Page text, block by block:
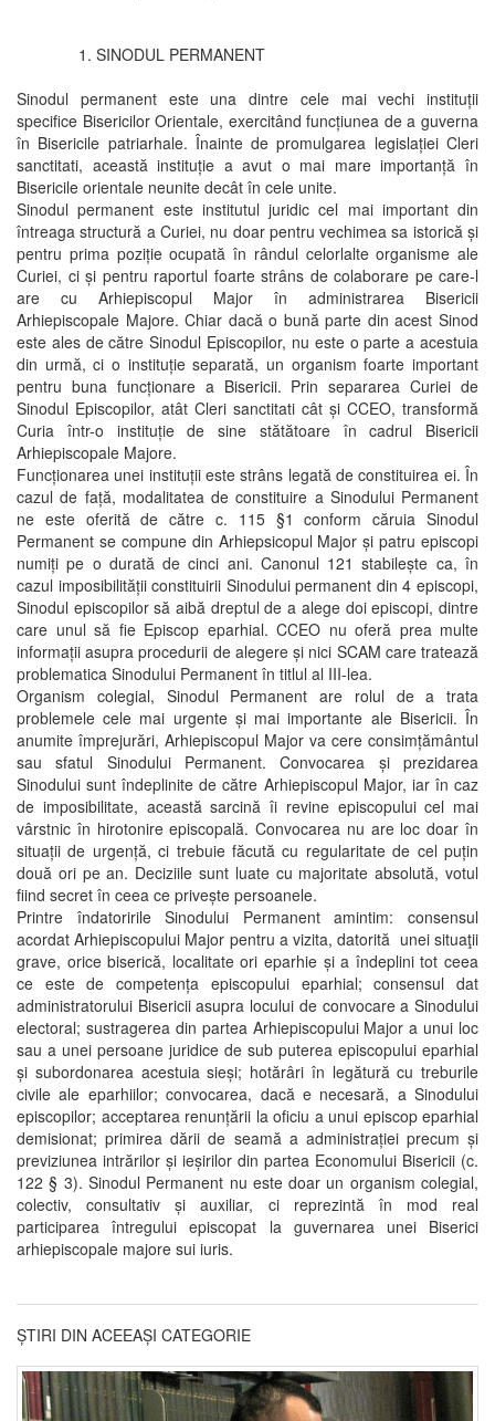
1. SINODUL PERMANENT
Sinodul permanent este una dintre cele mai vechi instituții
specifice Bisericilor Orientale, exercitând funcțiunea de a guverna
în Bisericile patriarhale. Înainte de promulgarea legislației Cleri
sanctitati, această instituție a avut o mai mare importanță în
Bisericile orientale neunite decât în cele unite.
Sinodul permanent este institutul juridic cel mai important din
întreaga structură a Curiei, nu doar pentru vechimea sa istorică și
pentru prima poziție ocupată în rândul celorlalte organisme ale
Curiei, ci și pentru raportul foarte strâns de colaborare pe care-l
are cu Arhiepiscopul Major în administrarea Bisericii
Arhiepiscopale Majore. Chiar dacă o bună parte din acest Sinod
este ales de către Sinodul Episcopilor, nu este o parte a acestuia
din urmă, ci o instituție separată, un organism foarte important
pentru buna funcționare a Bisericii. Prin separarea Curiei de
Sinodul Episcopilor, atât Cleri sanctitati cât și CCEO, transformă
Curia într-o instituție de sine stătătoare în cadrul Bisericii
Arhiepiscopale Majore.
Funcționarea unei instituții este strâns legată de constituirea ei. În
cazul de față, modalitatea de constituire a Sinodului Permanent
ne este oferită de către c. 115 §1 conform căruia Sinodul
Permanent se compune din Arhiepsicopul Major și patru episcopi
numiți pe o durată de cinci ani. Canonul 121 stabilește ca, în
cazul imposibilității constituirii Sinodului permanent din 4 episcopi,
Sinodul episcopilor să aibă dreptul de a alege doi episcopi, dintre
care unul să fie Episcop eparhial. CCEO nu oferă prea multe
informații asupra procedurii de alegere și nici SCAM care tratează
problematica Sinodului Permanent în titlul al III-lea.
Organism colegial, Sinodul Permanent are rolul de a trata
problemele cele mai urgente și mai importante ale Bisericii. În
anumite împrejurări, Arhiepiscopul Major va cere consimțământul
sau sfatul Sinodului Permanent. Convocarea și prezidarea
Sinodului sunt îndeplinite de către Arhiepiscopul Major, iar în caz
de imposibilitate, această sarcină îi revine episcopului cel mai
vârstnic în hirotonire episcopală. Convocarea nu are loc doar în
situații de urgență, ci trebuie făcută cu regularitate de cel puțin
două ori pe an. Deciziile sunt luate cu majoritate absolută, votul
fiind secret în ceea ce privește persoanele.
Printre îndatoririle Sinodului Permanent amintim: consensul
acordat Arhiepiscopului Major pentru a vizita, datorită unei situaţii
grave, orice biserică, localitate ori eparhie și a îndeplini tot ceea
ce este de competența episcopului eparhial; consensul dat
administratorului Bisericii asupra locului de convocare a Sinodului
electoral; sustragerea din partea Arhiepiscopului Major a unui loc
sau a unei persoane juridice de sub puterea episcopului eparhial
și subordonarea acestuia sieși; hotărâri în legătură cu treburile
civile ale eparhiilor; convocarea, dacă e necesară, a Sinodului
episcopilor; acceptarea renunțării la oficiu a unui episcop eparhial
demisionat; primirea dării de seamă a administrației precum și
previziunea intrărilor și ieșirilor din partea Economului Bisericii (c.
122 § 3). Sinodul Permanent nu este doar un organism colegial,
colectiv, consultativ și auxiliar, ci reprezintă în mod real
participarea întregului episcopat la guvernarea unei Biserici
arhiepiscopale majore sui iuris.
ȘTIRI DIN ACEEAȘI CATEGORIE